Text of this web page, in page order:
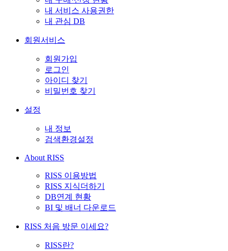
내 서비스 사용권한
내 관심 DB
회원서비스
회원가입
로그인
아이디 찾기
비밀번호 찾기
설정
내 정보
검색환경설정
About RISS
RISS 이용방법
RISS 지식더하기
DB연계 현황
BI 및 배너 다운로드
RISS 처음 방문 이세요?
RISS란?